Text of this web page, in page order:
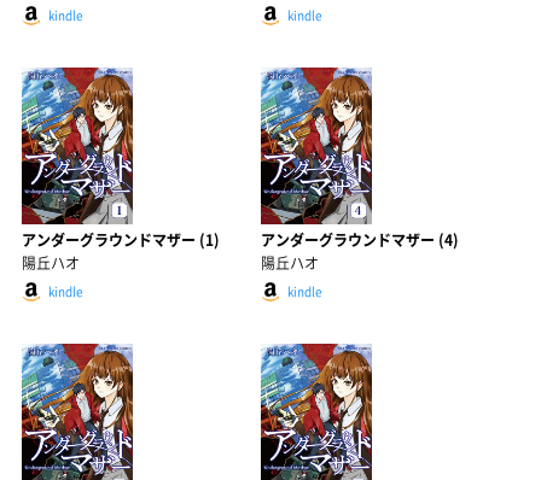
kindle kindle
アンダーグラウンドマザー (1)
陽丘ハオ
kindle
アンダーグラウンドマザー (4)
陽丘ハオ
kindle